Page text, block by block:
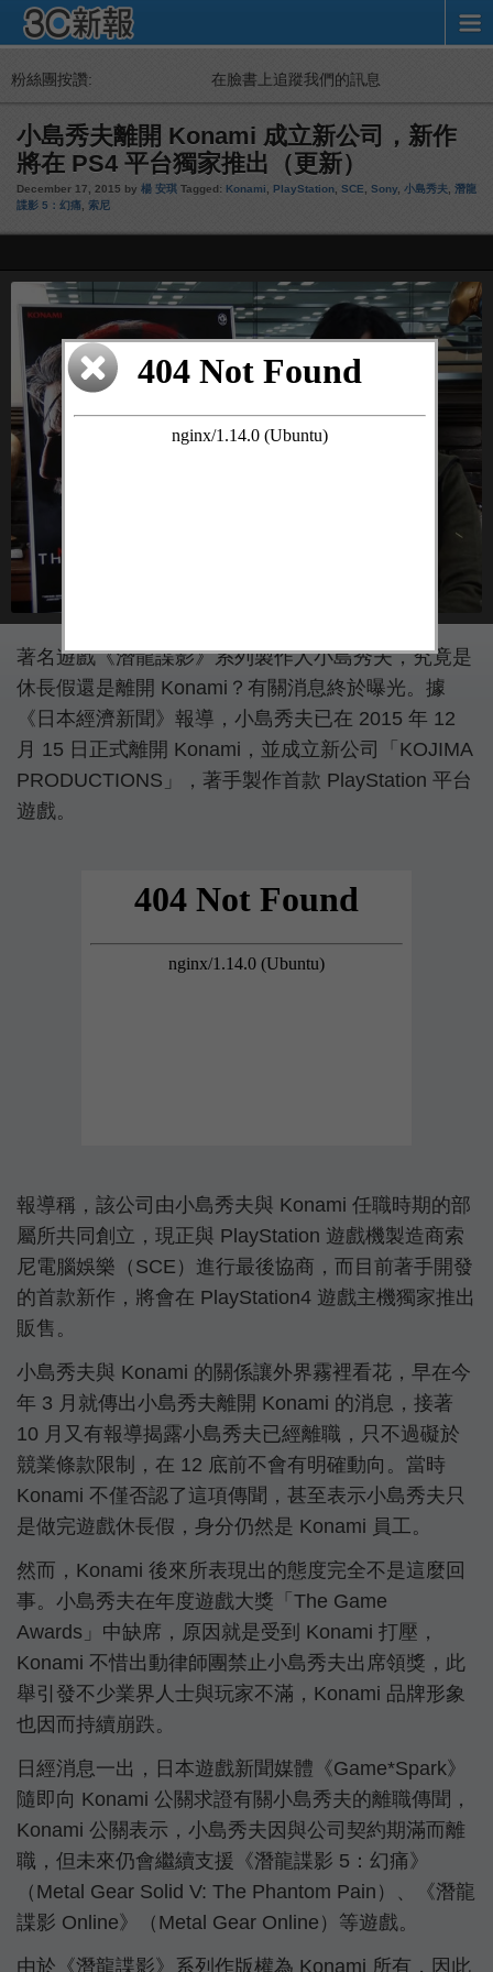
粉絲團按讚: 在臉書上追蹤我們的訊息
小島秀夫離開 Konami 成立新公司，新作
將在 PS4 平台獨家推出（更新）
December 17, 2015 by 楊 安琪 Tagged: Konami PlayStation SCE Sony 小島秀夫 潛龍
諜影 5：幻痛 索尼
著名遊戲《潛龍諜影》系列製作人小島秀夫，究竟是
休長假還是離開 Konami？有關消息終於曝光。據
《日本經濟新聞》報導，小島秀夫已在 2015 年 12
月 15 日正式離開 Konami，並成立新公司「KOJIMA
PRODUCTIONS」，著手製作首款 PlayStation 平台
遊戲。
報導稱，該公司由小島秀夫與 Konami 任職時期的部
屬所共同創立，現正與 PlayStation 遊戲機製造商索
尼電腦娛樂（SCE）進行最後協商，而目前著手開發
的首款新作，將會在 PlayStation4 遊戲主機獨家推出
販售。
小島秀夫與 Konami 的關係讓外界霧裡看花，早在今
年 3 月就傳出小島秀夫離開 Konami 的消息，接著
10 月又有報導揭露小島秀夫已經離職，只不過礙於
競業條款限制，在 12 底前不會有明確動向。當時
Konami 不僅否認了這項傳聞，甚至表示小島秀夫只
是做完遊戲休長假，身分仍然是 Konami 員工。
然而，Konami 後來所表現出的態度完全不是這麼回
事。小島秀夫在年度遊戲大獎「The Game
Awards」中缺席，原因就是受到 Konami 打壓，
Konami 不惜出動律師團禁止小島秀夫出席領獎，此
舉引發不少業界人士與玩家不滿，Konami 品牌形象
也因而持續崩跌。
日經消息一出，日本遊戲新聞媒體《Game*Spark》
隨即向 Konami 公關求證有關小島秀夫的離職傳聞，
Konami 公關表示，小島秀夫因與公司契約期滿而離
職，但未來仍會繼續支援《潛龍諜影 5：幻痛》
（Metal Gear Solid V: The Phantom Pain）、《潛龍
諜影 Online》（Metal Gear Online）等遊戲。
由於《潛龍諜影》系列作版權為 Konami 所有，因此